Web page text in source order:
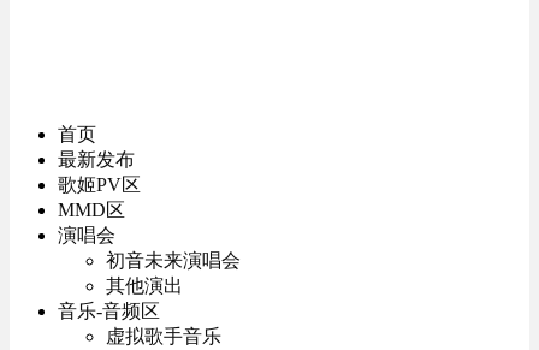
首页
最新发布
歌姬PV区
MMD区
演唱会
初音未来演唱会
其他演出
音乐-音频区
虚拟歌手音乐